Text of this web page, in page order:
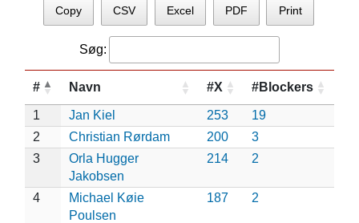
Copy CSV Excel PDF Print
Søg:
# Navn #X #Blockers
1 Jan Kiel 253
19
2
Christian Rørdam 200
3
3
Orla Hugger
Jakobsen
214 2
4
Michael Køie
Poulsen
187 2